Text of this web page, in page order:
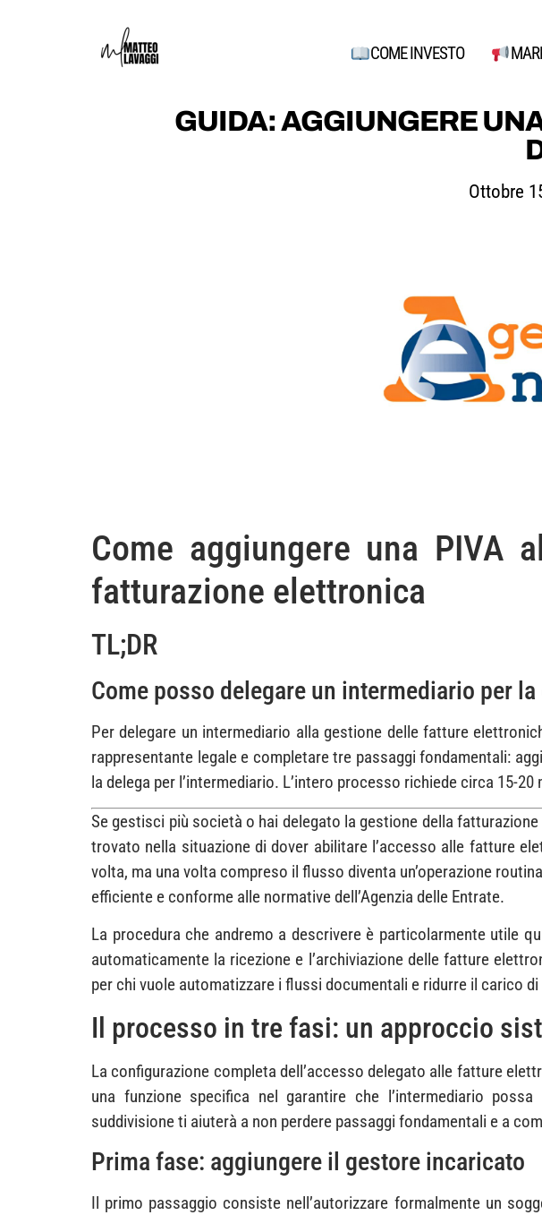
COME INVESTO
GUIDA: AGGIUNGERE
Ottobre
Come aggiungere una PIVA
fatturazione elettronica
TL;DR
Come posso delegare un intermediario per
Per delegare un intermediario alla gestione delle fatture
rappresentante legale e completare tre passaggi fondamentali:
la delega per l’intermediario. L’intero processo richiede circa 15-
Se gestisci più società o hai delegato la gestione della
trovato nella situazione di dover abilitare l’accesso alle fatture
volta, ma una volta compreso il flusso diventa un’operazione
efficiente e conforme alle normative dell’Agenzia delle Entrate.
La procedura che andremo a descrivere è particolarmente utile
automaticamente la ricezione e l’archiviazione delle fatture
per chi vuole automatizzare i flussi documentali e ridurre il carico
Il processo in tre fasi: un approccio
La configurazione completa dell’accesso delegato alle fatture
una funzione specifica nel garantire che l’intermediario
suddivisione ti aiuterà a non perdere passaggi fondamentali e a
Prima fase: aggiungere il gestore incaricato
Il primo passaggio consiste nell’autorizzare formalmente un